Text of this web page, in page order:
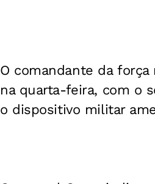
O comandante da força
na quarta-feira, com o
o dispositivo militar